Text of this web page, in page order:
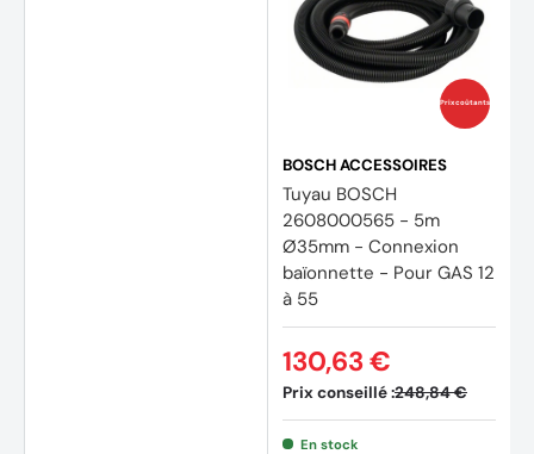
Prix coûtants
BOSCH ACCESSOIRES
Tuyau BOSCH
2608000565 - 5m
Ø35mm - Connexion
baïonnette - Pour GAS 12
à 55
Prix conseillé :248,84 €
130,63 €
En stock